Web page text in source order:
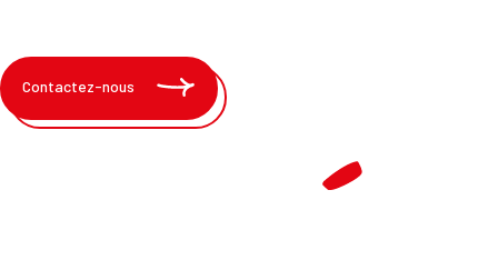
Contactez-nous